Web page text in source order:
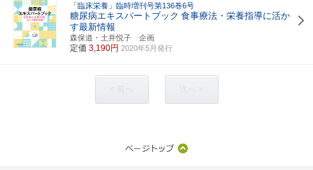
「臨床栄養」臨時増刊号第136巻6号
糖尿病エキスパートブック 食事療法・栄養指導に活か
す最新情報
森保道・土井悦子 企画
定価 3,190円 2020年5月発行